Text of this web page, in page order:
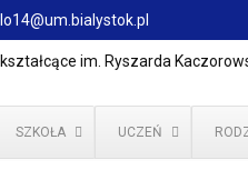
lo14@um.bialystok.pl
SZKOŁA UCZEŃ